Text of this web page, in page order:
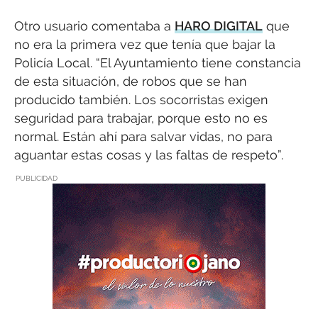
Otro usuario comentaba a HARO DIGITAL que
no era la primera vez que tenía que bajar la
Policía Local. “El Ayuntamiento tiene constancia
de esta situación, de robos que se han
producido también. Los socorristas exigen
seguridad para trabajar, porque esto no es
normal. Están ahí para salvar vidas, no para
aguantar estas cosas y las faltas de respeto”.
PUBLICIDAD